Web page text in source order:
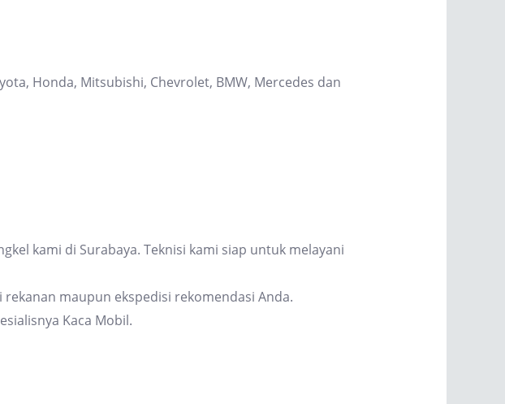
Honda, Mitsubishi, Chevrolet, BMW, Mercedes dan
kami di Surabaya. Teknisi kami siap untuk melayani
maupun ekspedisi rekomendasi Anda.
Kaca Mobil.